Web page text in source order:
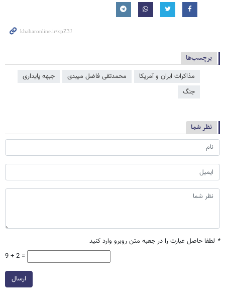
برچسب‌ها
مذاکرات ایران و آمریکا محمدتقی فاضل میبدی
جبهه پایداری
جنگ
نظر شما
* لطفا حاصل عبارت را در جعبه متن روبرو وارد کنید
9 + 2 =
ارسال